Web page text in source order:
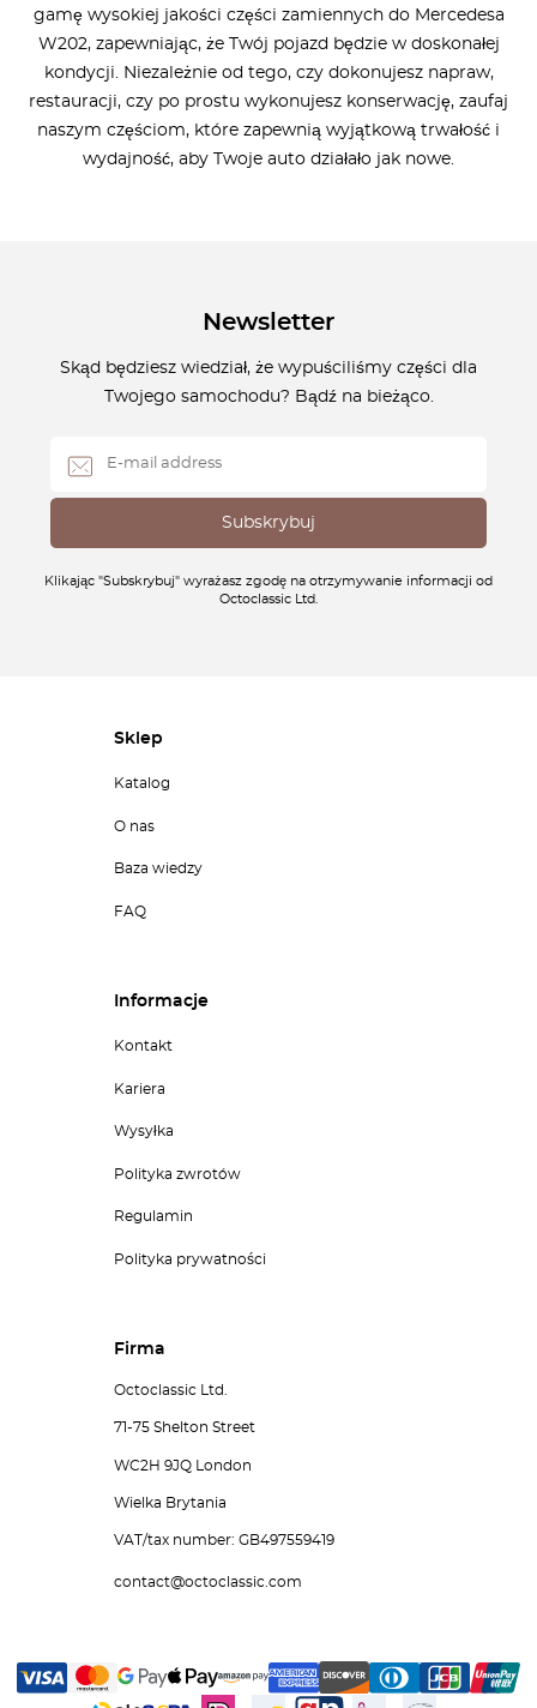
gamę wysokiej jakości części zamiennych do Mercedesa
W202, zapewniając, że Twój pojazd będzie w doskonałej
kondycji. Niezależnie od tego, czy dokonujesz napraw,
restauracji, czy po prostu wykonujesz konserwację, zaufaj
naszym częściom, które zapewnią wyjątkową trwałość i
wydajność, aby Twoje auto działało jak nowe.
Newsletter
Skąd będziesz wiedział, że wypuściliśmy części dla
Twojego samochodu? Bądź na bieżąco.
Klikając "Subskrybuj" wyrażasz zgodę na otrzymywanie informacji od
Octoclassic Ltd.
Sklep
Katalog
O nas
Baza wiedzy
FAQ
Informacje
Kontakt
Kariera
Wysyłka
Polityka zwrotów
Regulamin
Polityka prywatności
Firma
Octoclassic Ltd.
71-75 Shelton Street
WC2H 9JQ London
Wielka Brytania
VAT/tax number: GB497559419
contact@octoclassic.com